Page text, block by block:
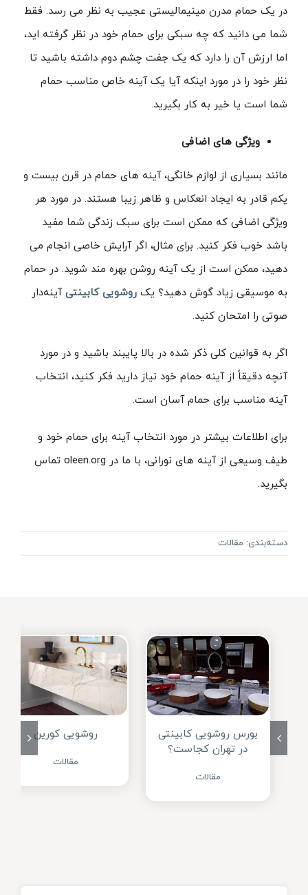
در یک حمام مدرن مینیمالیستی عجیب به نظر می رسد. فقط
شما می دانید که چه سبکی برای حمام خود در نظر گرفته اید،
اما ارزش آن را دارد که یک جفت چشم دوم داشته باشید تا
نظر خود را در مورد اینکه آیا یک آینه خاص مناسب حمام
شما است یا خیر به کار بگیرید.
ویژگی های اضافی
مانند بسیاری از لوازم خانگی، آینه های حمام در قرن بیست و
یکم قادر به ایجاد انعکاس و ظاهر زیبا هستند. در مورد هر
ویژگی اضافی که ممکن است برای سبک زندگی شما مفید
باشد خوب فکر کنید. برای مثال، اگر آرایش خاصی انجام می
دهید، ممکن است از یک آینه روشن بهره مند شوید. در حمام
به موسیقی زیاد گوش دهید؟ یک روشویی کابینتیآینه‌دار
صوتی را امتحان کنید.
اگر به قوانین کلی ذکر شده در بالا پایبند باشید و در مورد
آنچه دقیقاً از آینه حمام خود نیاز دارید فکر کنید، انتخاب
آینه مناسب برای حمام آسان است.
برای اطلاعات بیشتر در مورد انتخاب آینه برای حمام خود و
طیف وسیعی از آینه های نورانی، با ما در oleen.org تماس
بگیرید.
دسته‌بندی: مقالات
بورس روشویی کابینتی
در تهران کجاست؟
مقالات
روشویی کورین
مقالات